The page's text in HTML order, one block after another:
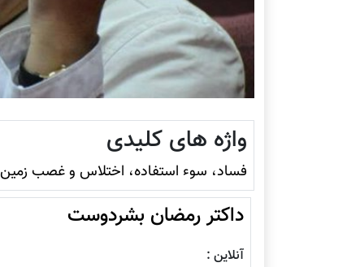
واژه های کلیدی
فساد، سوء استفاده، اختلاس و غصب زمين
داکتر رمضان بشردوست
آنلاین :